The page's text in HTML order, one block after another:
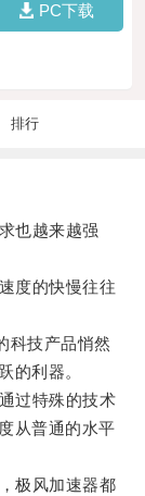
PC下载
排行
也越来越强
度的快慢往往
技产品悄然
的利器。
过特殊的技术
从普通的水平
极风加速器都